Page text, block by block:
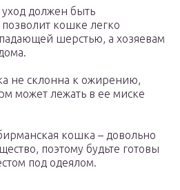
должен быть
кошке легко
шерстью, а хозяевам
не склонна к ожирению,
может лежать в ее миске
кошка – довольно
поэтому будьте готовы
под одеялом.